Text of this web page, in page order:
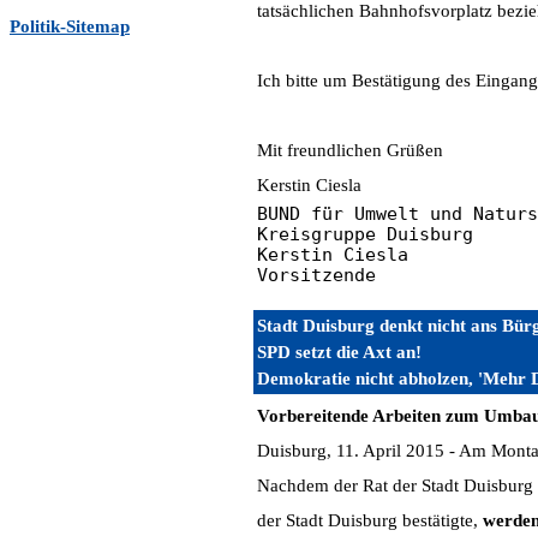
Politik-Sitemap
tatsächlichen Bahnhofsvorplatz
Ich bitte um Bestätigung des
Mit freundlichen Grüßen
Kerstin Ciesla
BUND für Umwelt und
Kreisgruppe Duisburg
Kerstin Ciesla
Vorsitzende
Stadt Duisburg denkt nicht ans
SPD setzt die Axt an!
Demokratie nicht abholzen, 'Mehr
Vorbereitende Arbeiten zum
Duisburg, 11. April 2015 - Am
Nachdem der Rat der Stadt
der Stadt Duisburg bestätigte,